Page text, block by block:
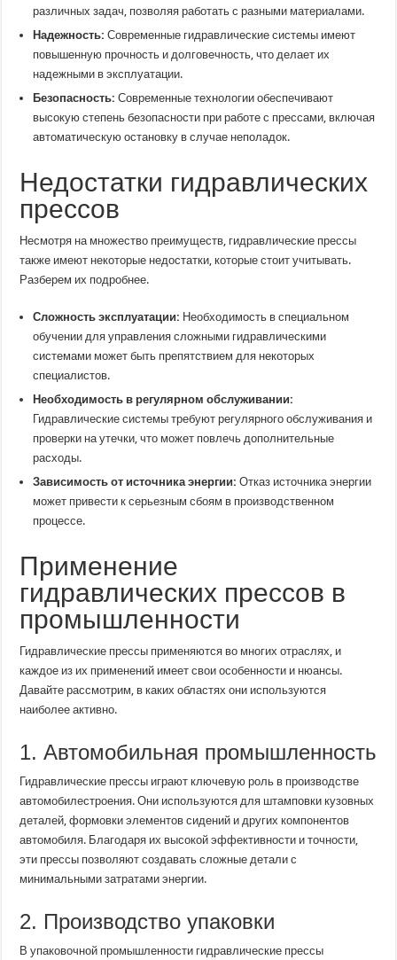
различных задач, позволяя работать с разными материалами.
Надежность: Современные гидравлические системы имеют
повышенную прочность и долговечность, что делает их
надежными в эксплуатации.
Безопасность: Современные технологии обеспечивают
высокую степень безопасности при работе с прессами, включая
автоматическую остановку в случае неполадок.
Недостатки гидравлических
прессов
Несмотря на множество преимуществ, гидравлические прессы
также имеют некоторые недостатки, которые стоит учитывать.
Разберем их подробнее.
Сложность эксплуатации: Необходимость в специальном
обучении для управления сложными гидравлическими
системами может быть препятствием для некоторых
специалистов.
Необходимость в регулярном обслуживании:
Гидравлические системы требуют регулярного обслуживания и
проверки на утечки, что может повлечь дополнительные
расходы.
Зависимость от источника энергии: Отказ источника энергии
может привести к серьезным сбоям в производственном
процессе.
Применение
гидравлических прессов в
промышленности
Гидравлические прессы применяются во многих отраслях, и
каждое из их применений имеет свои особенности и нюансы.
Давайте рассмотрим, в каких областях они используются
наиболее активно.
1. Автомобильная промышленность
Гидравлические прессы играют ключевую роль в производстве
автомобилестроения. Они используются для штамповки кузовных
деталей, формовки элементов сидений и других компонентов
автомобиля. Благодаря их высокой эффективности и точности,
эти прессы позволяют создавать сложные детали с
минимальными затратами энергии.
2. Производство упаковки
В упаковочной промышленности гидравлические прессы